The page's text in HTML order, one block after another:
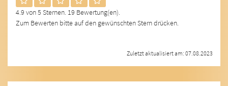
4.9 von 5 Sternen. 19 Bewertung(en).
Zum Bewerten bitte auf den gewünschten Stern drücken.
Zuletzt aktualisiert am: 07.08.2023